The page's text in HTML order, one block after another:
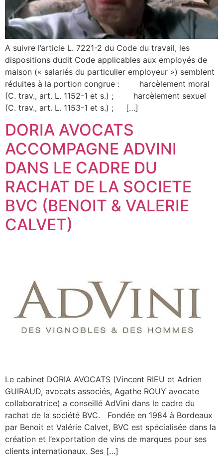
A suivre l’article L. 7221-2 du Code du travail, les
dispositions dudit Code applicables aux employés de
maison (« salariés du particulier employeur ») semblent
réduites à la portion congrue : harcèlement moral
(C. trav., art. L. 1152-1 et s.) ; harcèlement sexuel
(C. trav., art. L. 1153-1 et s.) ; […]
DORIA AVOCATS
ACCOMPAGNE ADVINI
DANS LE CADRE DU
RACHAT DE LA SOCIETE
BVC (BENOIT & VALERIE
CALVET)
Le cabinet DORIA AVOCATS (Vincent RIEU et Adrien
GUIRAUD, avocats associés, Agathe ROUY avocate
collaboratrice) a conseillé AdVini dans le cadre du
rachat de la société BVC. Fondée en 1984 à Bordeaux
par Benoit et Valérie Calvet, BVC est spécialisée dans la
création et l’exportation de vins de marques pour ses
clients internationaux. Ses […]